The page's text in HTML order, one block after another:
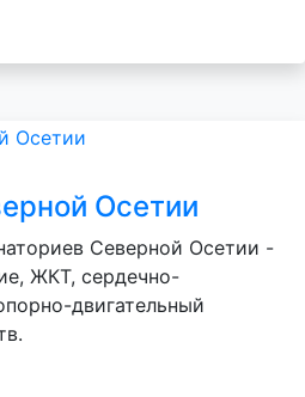
Осетии
Северной Осетии -
ЖКТ, сердечно-
двигательный